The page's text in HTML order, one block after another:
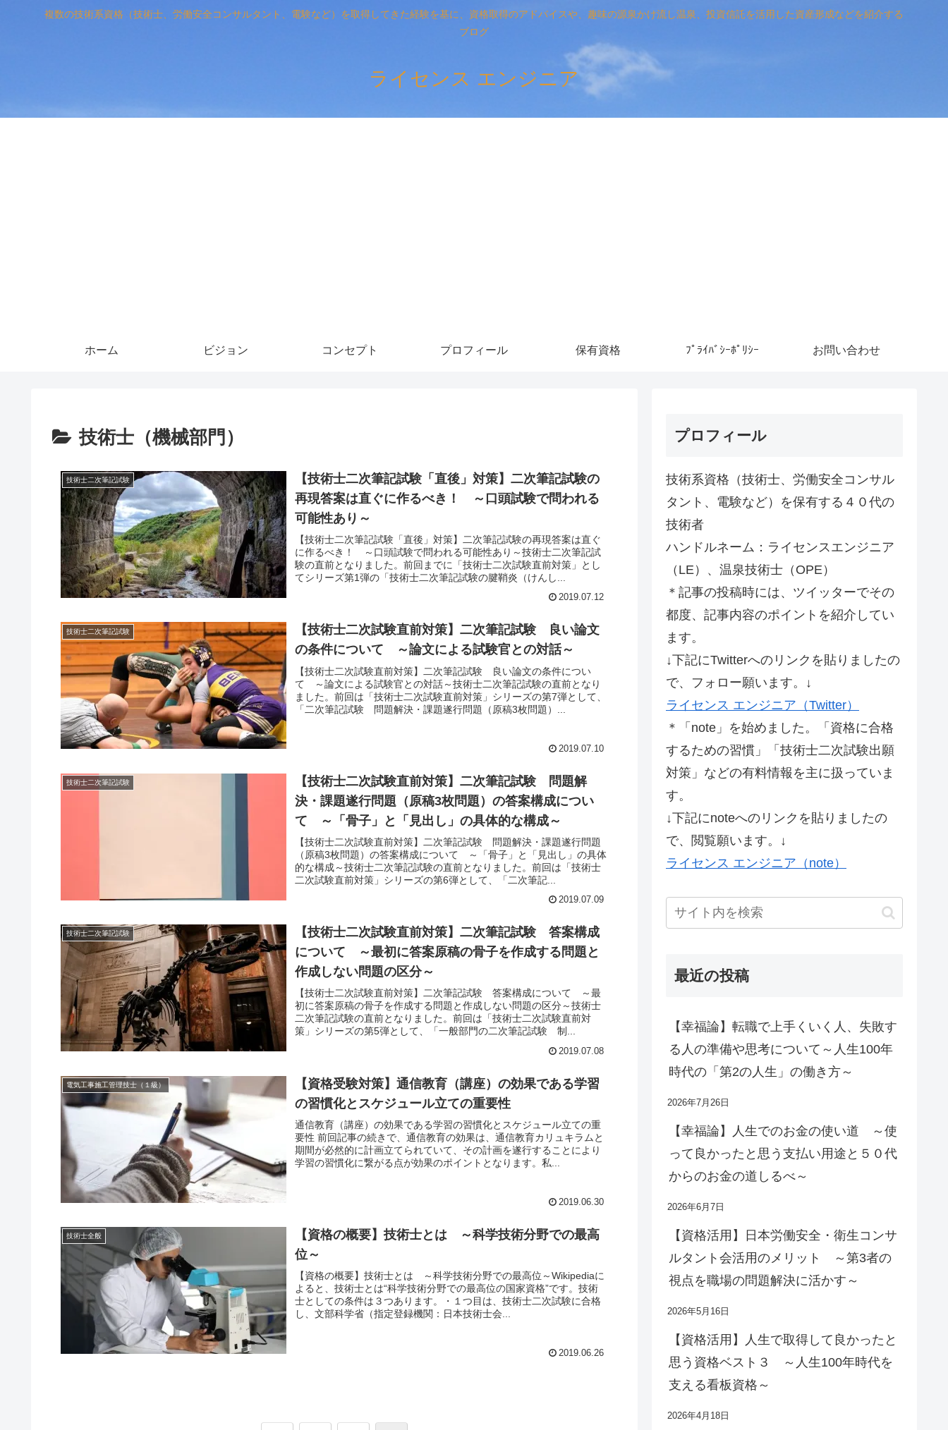
複数の技術系資格（技術士、労働安全コンサルタント、電験など）を取得してきた経験を基に、資格取得のアドバイスや、趣味の源泉かけ流し温泉、投資信託を活用した資産形成などを紹介する
ブログ
ライセンス エンジニア
ホーム ビジョン コンセプト プロフィール 保有資格 ﾌﾟﾗｲﾊﾞｼｰﾎﾟﾘｼｰ お問い合わせ
技術士（機械部門）
技術士二次筆記試験
【技術士二次筆記試験「直後」対策】二次筆記試験の
再現答案は直ぐに作るべき！ ～口頭試験で問われる
可能性あり～
【技術士二次筆記試験「直後」対策】二次筆記試験の再現答案は直ぐ
に作るべき！ ～口頭試験で問われる可能性あり～技術士二次筆記試
験の直前となりました。前回までに「技術士二次試験直前対策」とし
てシリーズ第1弾の「技術士二次筆記試験の腱鞘炎（けんし...
2019.07.12
技術士二次筆記試験
【技術士二次試験直前対策】二次筆記試験 良い論文
の条件について ～論文による試験官との対話～
【技術士二次試験直前対策】二次筆記試験 良い論文の条件につい
て ～論文による試験官との対話～技術士二次筆記試験の直前となり
ました。前回は「技術士二次試験直前対策」シリーズの第7弾として、
「二次筆記試験 問題解決・課題遂行問題（原稿3枚問題）...
2019.07.10
技術士二次筆記試験
【技術士二次試験直前対策】二次筆記試験 問題解
決・課題遂行問題（原稿3枚問題）の答案構成につい
て ～「骨子」と「見出し」の具体的な構成～
【技術士二次試験直前対策】二次筆記試験 問題解決・課題遂行問題
（原稿3枚問題）の答案構成について ～「骨子」と「見出し」の具体
的な構成～技術士二次筆記試験の直前となりました。前回は「技術士
二次試験直前対策」シリーズの第6弾として、「二次筆記...
2019.07.09
技術士二次筆記試験
【技術士二次試験直前対策】二次筆記試験 答案構成
について ～最初に答案原稿の骨子を作成する問題と
作成しない問題の区分～
【技術士二次試験直前対策】二次筆記試験 答案構成について ～最
初に答案原稿の骨子を作成する問題と作成しない問題の区分～技術士
二次筆記試験の直前となりました。前回は「技術士二次試験直前対
策」シリーズの第5弾として、「一般部門の二次筆記試験 制...
2019.07.08
電気工事施工管理技士（１級）
【資格受験対策】通信教育（講座）の効果である学習
の習慣化とスケジュール立ての重要性
通信教育（講座）の効果である学習の習慣化とスケジュール立ての重
要性 前回記事の続きで、通信教育の効果は、通信教育カリュキラムと
期間が必然的に計画立てられていて、その計画を遂行することにより
学習の習慣化に繋がる点が効果のポイントとなります。私...
2019.06.30
技術士全般
【資格の概要】技術士とは ～科学技術分野での最高
位～
【資格の概要】技術士とは ～科学技術分野での最高位～Wikipediaに
よると、技術士とは“科学技術分野での最高位の国家資格”です。技術
士としての条件は３つあります。・１つ目は、技術士二次試験に合格
し、文部科学省（指定登録機関：日本技術士会...
2019.06.26
プロフィール
技術系資格（技術士、労働安全コンサル
タント、電験など）を保有する４０代の
技術者
ハンドルネーム：ライセンスエンジニア
（LE）、温泉技術士（OPE）
＊記事の投稿時には、ツイッターでその
都度、記事内容のポイントを紹介してい
ます。
↓下記にTwitterへのリンクを貼りましたの
で、フォロー願います。↓
ライセンス エンジニア（Twitter）
＊「note」を始めました。「資格に合格
するための習慣」「技術士二次試験出願
対策」などの有料情報を主に扱っていま
す。
↓下記にnoteへのリンクを貼りましたの
で、閲覧願います。↓
ライセンス エンジニア（note）
最近の投稿
【幸福論】転職で上手くいく人、失敗す
る人の準備や思考について～人生100年
時代の「第2の人生」の働き方～
2026年7月26日
【幸福論】人生でのお金の使い道 ～使
って良かったと思う支払い用途と５０代
からのお金の道しるべ～
2026年6月7日
【資格活用】日本労働安全・衛生コンサ
ルタント会活用のメリット ～第3者の
視点を職場の問題解決に活かす～
2026年5月16日
【資格活用】人生で取得して良かったと
思う資格ベスト３ ～人生100年時代を
支える看板資格～
2026年4月18日